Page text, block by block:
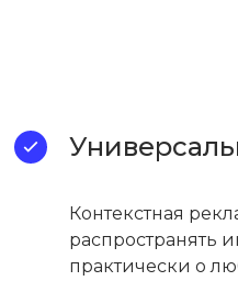
Контекстная
распространять
практически о